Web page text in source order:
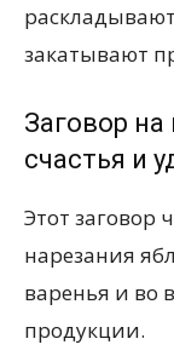
закатывают
Заговор на
счастья и
Этот заговор
нарезания
варенья и во
продукции.